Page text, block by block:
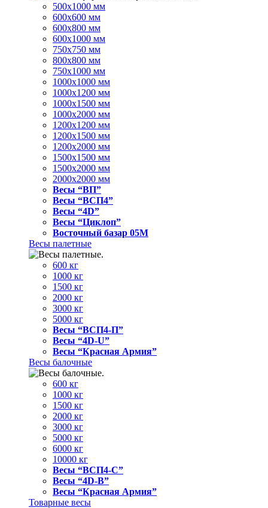
500x1000 мм
600x600 мм
600x800 мм
600x1000 мм
750x750 мм
800x800 мм
750x1000 мм
1000x1000 мм
1000x1200 мм
1000x1500 мм
1000x2000 мм
1200x1200 мм
1200x1500 мм
1200x2000 мм
1500x1500 мм
1500x2000 мм
2000x2000 мм
Весы “ВП”
Весы “ВСП4”
Весы “4D”
Весы “Циклоп”
Восточный базар 05M
Весы палетные
600 кг
1000 кг
1500 кг
2000 кг
3000 кг
5000 кг
Весы “ВСП4-П”
Весы “4D-U”
Весы “Красная Армия”
Весы балочные
600 кг
1000 кг
1500 кг
2000 кг
3000 кг
5000 кг
6000 кг
10000 кг
Весы “ВСП4-С”
Весы “4D-В”
Весы “Красная Армия”
Товарные весы